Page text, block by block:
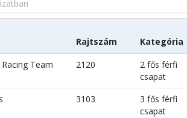
Rajtszám Kategória
Team
2120
2 fős férfi
csapat
3103
3 fős férfi
csapat